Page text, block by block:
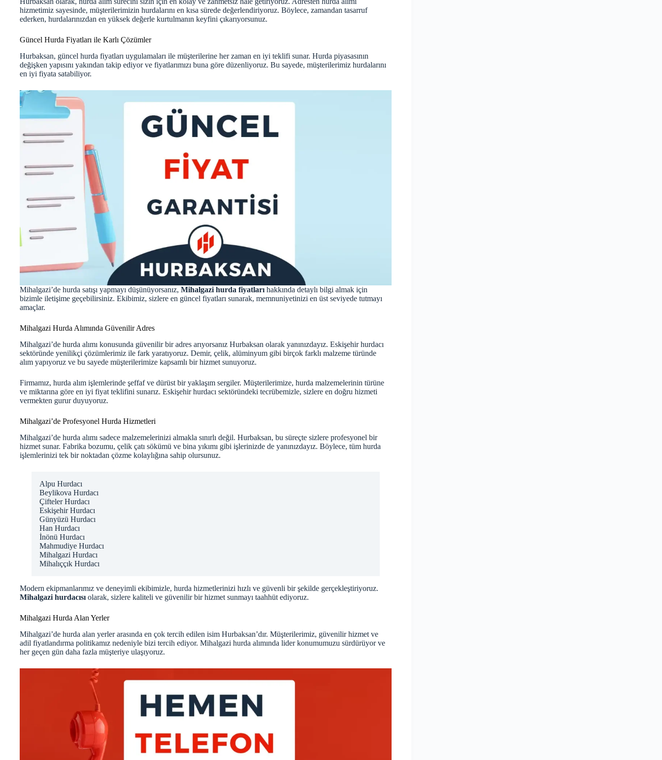
hizmetimiz sayesinde, müşterilerimizin hurdalarını en kısa sürede değerlendiriyoruz. Böylece, zamandan tasarruf
ederken, hurdalarınızdan en yüksek değerle kurtulmanın keyfini çıkarıyorsunuz.
Güncel Hurda Fiyatları ile Karlı Çözümler
Hurbaksan, güncel hurda fiyatları uygulamaları ile müşterilerine her zaman en iyi teklifi sunar. Hurda piyasasının
değişken yapısını yakından takip ediyor ve fiyatlarımızı buna göre düzenliyoruz. Bu sayede, müşterilerimiz hurdalarını
en iyi fiyata satabiliyor.
Mihalgazi’de hurda satışı yapmayı düşünüyorsanız, Mihalgazi hurda fiyatları hakkında detaylı bilgi almak için
bizimle iletişime geçebilirsiniz. Ekibimiz, sizlere en güncel fiyatları sunarak, memnuniyetinizi en üst seviyede tutmayı
amaçlar.
Mihalgazi Hurda Alımında Güvenilir Adres
Mihalgazi’de hurda alımı konusunda güvenilir bir adres arıyorsanız Hurbaksan olarak yanınızdayız. Eskişehir hurdacı
sektöründe yenilikçi çözümlerimiz ile fark yaratıyoruz. Demir, çelik, alüminyum gibi birçok farklı malzeme türünde
alım yapıyoruz ve bu sayede müşterilerimize kapsamlı bir hizmet sunuyoruz.
Firmamız, hurda alım işlemlerinde şeffaf ve dürüst bir yaklaşım sergiler. Müşterilerimize, hurda malzemelerinin türüne
ve miktarına göre en iyi fiyat teklifini sunarız. Eskişehir hurdacı sektöründeki tecrübemizle, sizlere en doğru hizmeti
vermekten gurur duyuyoruz.
Mihalgazi’de Profesyonel Hurda Hizmetleri
Mihalgazi’de hurda alımı sadece malzemelerinizi almakla sınırlı değil. Hurbaksan, bu süreçte sizlere profesyonel bir
hizmet sunar. Fabrika bozumu, çelik çatı sökümü ve bina yıkımı gibi işlerinizde de yanınızdayız. Böylece, tüm hurda
işlemlerinizi tek bir noktadan çözme kolaylığına sahip olursunuz.
Alpu Hurdacı
Beylikova Hurdacı
Çifteler Hurdacı
Eskişehir Hurdacı
Günyüzü Hurdacı
Han Hurdacı
İnönü Hurdacı
Mahmudiye Hurdacı
Mihalgazi Hurdacı
Mihalıççık Hurdacı
Modern ekipmanlarımız ve deneyimli ekibimizle, hurda hizmetlerinizi hızlı ve güvenli bir şekilde gerçekleştiriyoruz.
Mihalgazi hurdacısı olarak, sizlere kaliteli ve güvenilir bir hizmet sunmayı taahhüt ediyoruz.
Mihalgazi Hurda Alan Yerler
Mihalgazi’de hurda alan yerler arasında en çok tercih edilen isim Hurbaksan’dır. Müşterilerimiz, güvenilir hizmet ve
adil fiyatlandırma politikamız nedeniyle bizi tercih ediyor. Mihalgazi hurda alımında lider konumumuzu sürdürüyor ve
her geçen gün daha fazla müşteriye ulaşıyoruz.